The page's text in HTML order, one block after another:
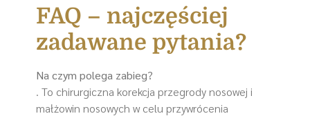
FAQ – najczęściej
zadawane pytania?
Na czym polega zabieg?
. To chirurgiczna korekcja przegrody nosowej i
małżowin nosowych w celu przywrócenia